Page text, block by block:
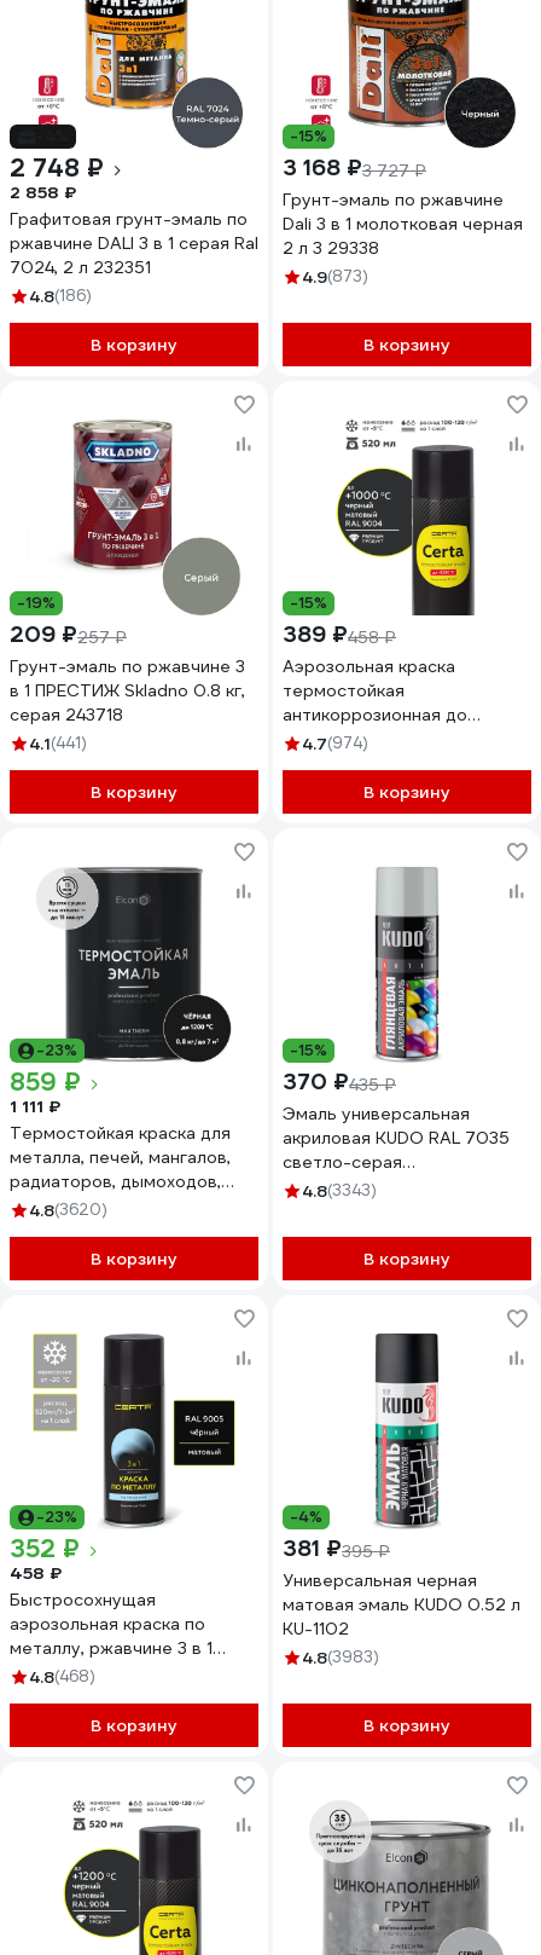
2 748 ₽
2 858 ₽
Графитовая грунт-эмаль по
ржавчине DALI 3 в 1 серая Ral
7024, 2 л 232351
4.8(186)
В корзину
-15%
3 168 ₽3 727 ₽
Грунт-эмаль по ржавчине
Dali 3 в 1 молотковая черная
2 л 3 29338
4.9(873)
В корзину
-19%
209 ₽257 ₽
Грунт-эмаль по ржавчине 3
в 1 ПРЕСТИЖ Skladno 0.8 кг,
серая 243718
4.1(441)
В корзину
-15%
389 ₽458 ₽
Аэрозольная краска
термостойкая
антикоррозионная до
1000°С Certa черный
CPR00102
4.7(974)
В корзину
-23%
859 ₽
1 111 ₽
Термостойкая краска для
металла, печей, мангалов,
радиаторов, дымоходов,
суппортов Elcon Max Therm
00-00004050
4.8(3620)
В корзину
-15%
370 ₽435 ₽
Эмаль универсальная
акриловая KUDO RAL 7035
светло-серая
высокоглянцевая 520 мл
4.8(3343)
В корзину
-23%
352 ₽
458 ₽
Быстросохнущая
аэрозольная краска по
металлу, ржавчине 3 в 1
Certa матовое покрытие,
520 мл KRGL0089
4.8(468)
В корзину
-4%
381 ₽395 ₽
Универсальная черная
матовая эмаль KUDO 0.52 л
KU-1102
4.8(3983)
В корзину